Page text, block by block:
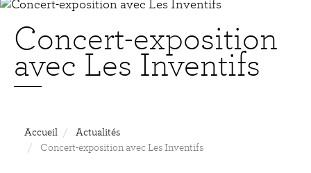
Concert-exposition
avec Les Inventifs
Accueil
Actualités
Concert-exposition avec Les Inventifs